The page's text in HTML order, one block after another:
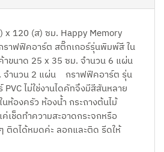
120 (ส) ซม. Happy Memory
าฟฟิคอาร์ต สติ๊กเกอร์รุ่นพิมพ์สี ใน
ขนาด 25 x 35 ซม. จำนวน 6 แผ่น
จำนวน 2 แผ่น กราฟฟิคอาร์ต รุ่น
ไม่ใช่งานไดคัทจึงมีสีสันหลาย
ห้องครัว ห้องน้ำ กระถางต้นไม้
เช็ดทำความสะอาดกระจกหรือ
ติดได้หมดค่ะ ลอกและติด รีดให้